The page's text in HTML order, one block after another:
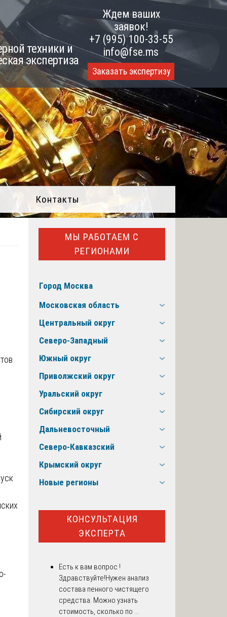
техники и
экспертиза
Ждем ваших
заявок!
+7 (995) 100-33-55
info@fse.ms
Заказать экспертизу
Контакты
МЫ РАБОТАЕМ С
РЕГИОНАМИ
Город Москва
Московская область
Центральный округ
Северо-Западный
Южный округ
Приволжский округ
Уральский округ
Сибирский округ
Дальневосточный
Северо-Кавказский
Крымский округ
Новые регионы
КОНСУЛЬТАЦИЯ
ЭКСПЕРТА
Есть к вам вопрос !
Здравствуйте!Нужен анализ
состава пенного чистящего
средства. Можно узнать
стоимость, сколько по ...